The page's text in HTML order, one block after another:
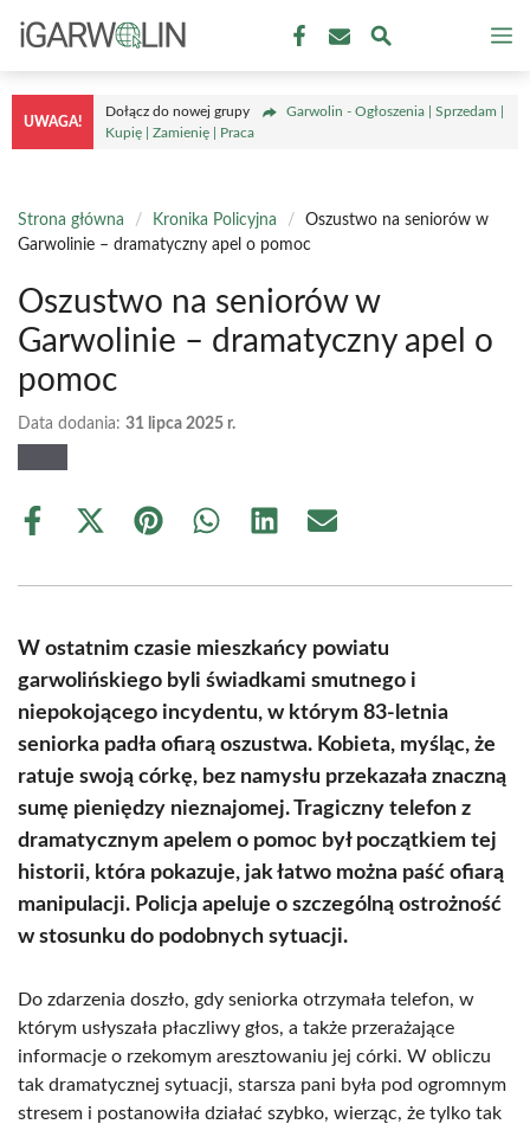
treści
UWAGA!
Dołącz do nowej grupy
Garwolin - Ogłoszenia | Sprzedam |
Kupię | Zamienię | Praca
Strona główna / Kronika Policyjna /
Oszustwo na seniorów w
Garwolinie – dramatyczny apel o pomoc
Oszustwo na seniorów w
Garwolinie – dramatyczny apel o
pomoc
Data dodania: 31 lipca 2025 r.
Share
Share
(Twitter)
Share Share Share Share
W ostatnim czasie mieszkańcy powiatu
garwolińskiego byli świadkami smutnego i
niepokojącego incydentu, w którym 83-letnia
seniorka padła ofiarą oszustwa. Kobieta, myśląc, że
ratuje swoją córkę, bez namysłu przekazała znaczną
sumę pieniędzy nieznajomej. Tragiczny telefon z
dramatycznym apelem o pomoc był początkiem tej
historii, która pokazuje, jak łatwo można paść ofiarą
manipulacji. Policja apeluje o szczególną ostrożność
w stosunku do podobnych sytuacji.
Do zdarzenia doszło, gdy seniorka otrzymała telefon, w
którym usłyszała płaczliwy głos, a także przerażające
informacje o rzekomym aresztowaniu jej córki. W obliczu
tak dramatycznej sytuacji, starsza pani była pod ogromnym
stresem i postanowiła działać szybko, wierząc, że tylko tak